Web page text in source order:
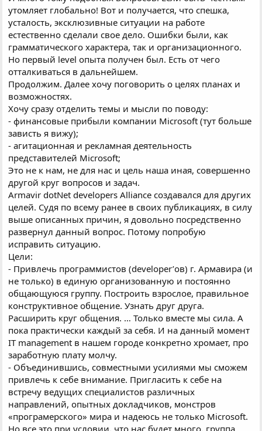
утомляет глобально! Вот и получается, что спешка,
усталость, эксклюзивные ситуации на работе
естественно сделали свое дело. Ошибки были, как
грамматического характера, так и организационного.
Но первый level опыта получен был. Есть от чего
отталкиваться в дальнейшем.
Продолжим. Далее хочу поговорить о целях планах и
возможностях.
Хочу сразу отделить темы и мысли по поводу:
- финансовые прибыли компании Microsoft (тут больше
зависть я вижу);
- агитационная и рекламная деятельность
представителей Microsoft;
Это не к нам, не для нас и цель наша иная, совершенно
другой круг вопросов и задач.
Armavir dotNet developers Alliance создавался для других
целей. Судя по всему ранее в своих публикациях, в силу
выше описанных причин, я довольно посредственно
развернул данный вопрос. Потому попробую
исправить ситуацию.
Цели:
- Привлечь программистов (developer’ов) г. Армавира (и
не только) в единую организованную и постоянно
общающуюся группу. Построить взрослое, правильное
конструктивное общение. Узнать друг друга.
Расширить круг общения. … Только вместе мы сила. А
пока практически каждый за себя. И на данный момент
IT management в нашем городе конкретно хромает, про
заработную плату молчу.
- Объединившись, совместными усилиями мы сможем
привлечь к себе внимание. Пригласить к себе на
встречу ведущих специалистов различных
направлений, опытных докладчиков, монстров
«програмерского» мира и надеюсь не только Microsoft.
Но все это при условии, что нас будет много, группа